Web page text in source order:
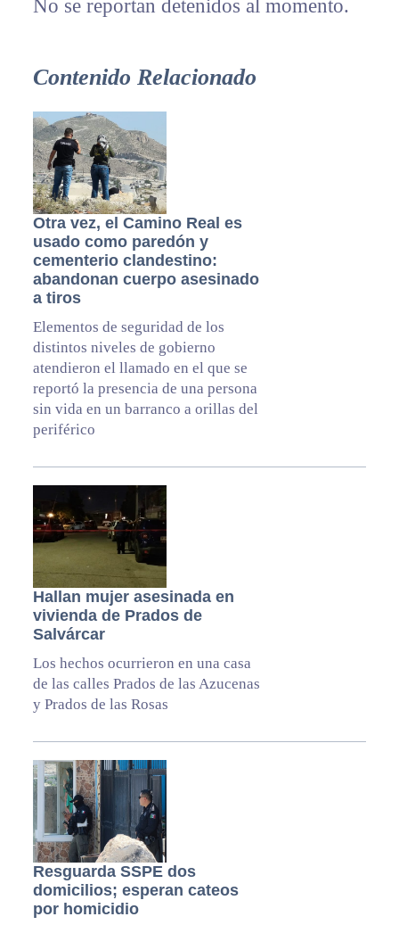
No se reportan detenidos al momento.
Contenido Relacionado
Otra vez, el Camino Real es
usado como paredón y
cementerio clandestino:
abandonan cuerpo asesinado
a tiros
Elementos de seguridad de los
distintos niveles de gobierno
atendieron el llamado en el que se
reportó la presencia de una persona
sin vida en un barranco a orillas del
periférico
Hallan mujer asesinada en
vivienda de Prados de
Salvárcar
Los hechos ocurrieron en una casa
de las calles Prados de las Azucenas
y Prados de las Rosas
Resguarda SSPE dos
domicilios; esperan cateos
por homicidio